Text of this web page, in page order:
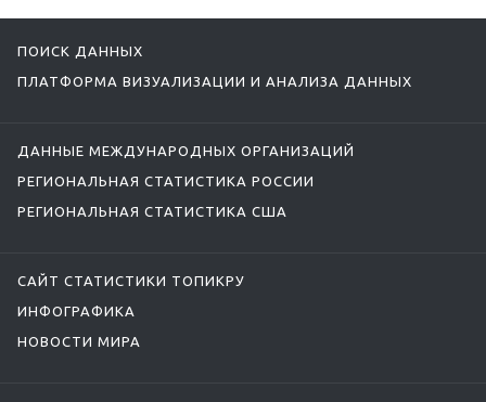
ПОИСК ДАННЫХ
ПЛАТФОРМА ВИЗУАЛИЗАЦИИ И АНАЛИЗА ДАННЫХ
ДАННЫЕ МЕЖДУНАРОДНЫХ ОРГАНИЗАЦИЙ
РЕГИОНАЛЬНАЯ СТАТИСТИКА РОССИИ
РЕГИОНАЛЬНАЯ СТАТИСТИКА США
САЙТ СТАТИСТИКИ ТОПИКРУ
ИНФОГРАФИКА
НОВОСТИ МИРА